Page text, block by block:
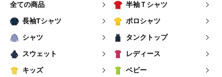
全ての商品 半袖Ｔシャツ
長袖Tシャツ ポロシャツ
シャツ タンクトップ
スウェット レディース
キッズ ベビー